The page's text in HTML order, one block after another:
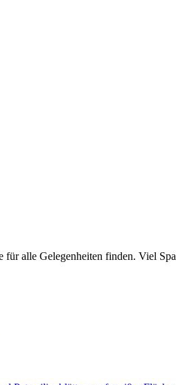
alle Gelegenheiten finden. Viel